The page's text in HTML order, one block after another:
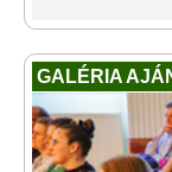
GALÉRIA